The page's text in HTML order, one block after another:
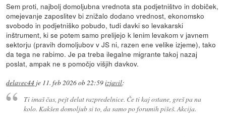
Sem proti, najbolj domoljubna vrednota sta podjetništvo in dobiček,
omejevanje zaposlitev bi znižalo dodano vrednost, ekonomsko
svobodo in podjetniško pobudo, tudi davki so levakarski
inštrument, ki se potem samo prelijejo k lenim levakom v javnem
sektorju (pravih domoljubov v JS ni, razen ene velike izjeme), tako
da tega ne rabimo. Je pa treba ilegalne migrante takoj nazaj
poslat, ampak ne s pomočjo višjih davkov.
delavec44 je 11. feb 2026 ob 22:59izjavil:
Ti imaš čas, pejt delat razpredelnice. Če ti kaj ostane, greš pa na
kolo. Kakšen domoljub si to, da samo po forumih pišeš. Akcija.